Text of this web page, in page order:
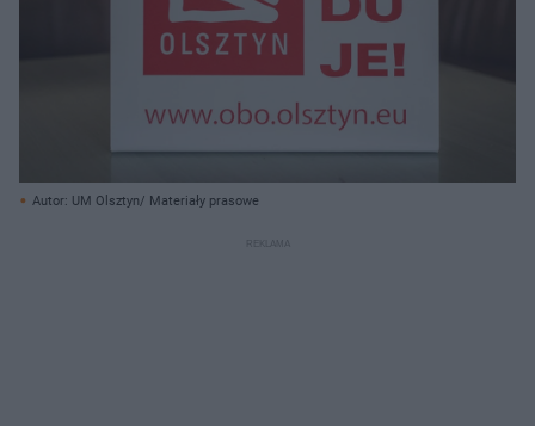
Autor: UM Olsztyn/ Materiały prasowe